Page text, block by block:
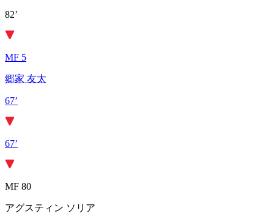
82’
MF 5
郷家 友太
67’
67’
MF 80
アグスティン ソリア